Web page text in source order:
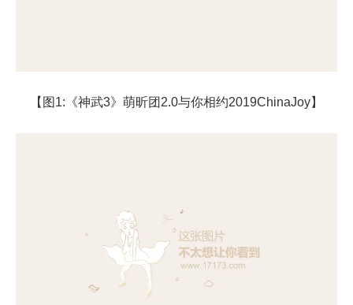
【图1:《神武3》萌昕团2.0与你相约2019ChinaJoy】